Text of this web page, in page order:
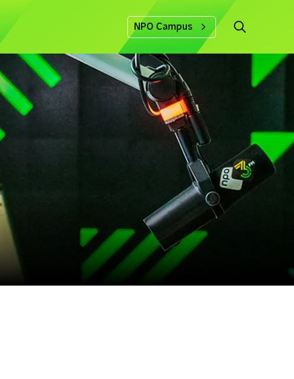
NPO Campus